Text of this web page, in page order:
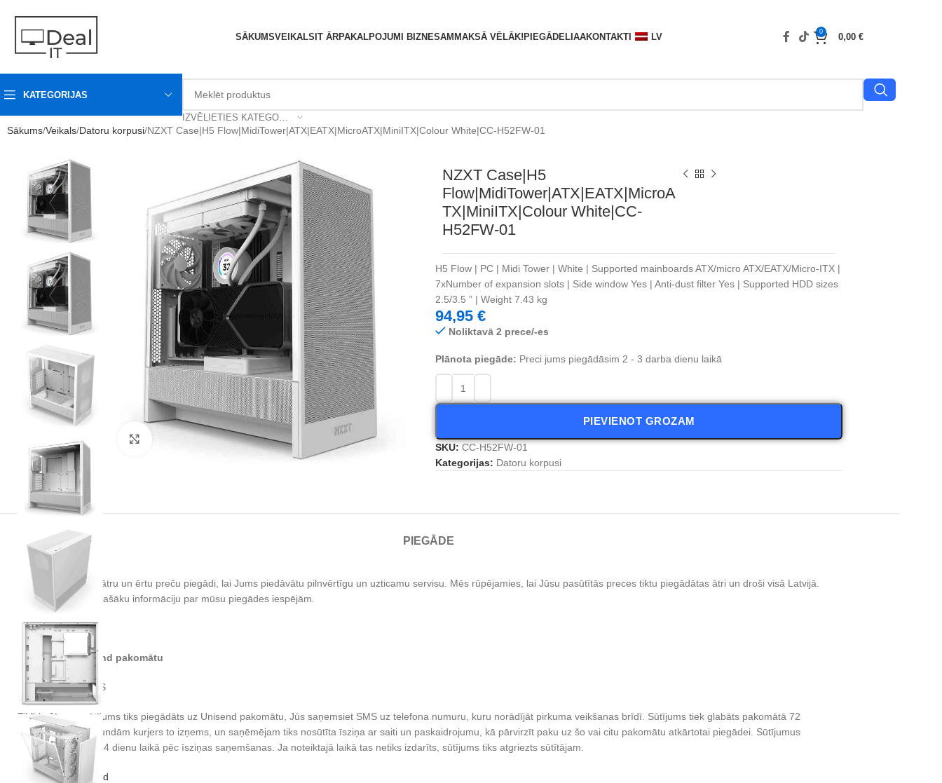
SĀKUMSVEIKALS IT ĀRPAKALPOJUMI BIZNESAM MAKSĀ VĒLĀK! PIEGĀDELIAAKONTAKTI LV
0
0,00 €
KATEGORIJAS
IZVĒLIETIES KATEGORIJU
Sākums Veikals Datoru korpusi NZXT Case|H5 Flow|MidiTower|ATX|EATX|MicroATX|MiniITX|Colour White|CC-H52FW-01
Noklikšķiniet, lai palielinātu
NZXT Case|H5
Flow|MidiTower|ATX|EATX|MicroA
TX|MiniITX|Colour White|CC-
H52FW-01
H5 Flow | PC | Midi Tower | White | Supported mainboards ATX/micro ATX/EATX/Micro-ITX |
7xNumber of expansion slots | Side window Yes | Anti-dust filter Yes | Supported HDD sizes
2.5/3.5 ” | Weight 7.43 kg
94,95 €
Noliktavā 2 prece/-es
Plānota piegāde: Preci jums piegādāsim 2 - 3 darba dienu laikā
PIEVIENOT GROZAM
SKU: CC-H52FW-01
Kategorijas: Datoru korpusi
PIEGĀDE
dealit.lv
nodrošina ātru un ērtu preču piegādi, lai Jums piedāvātu pilnvērtīgu un uzticamu servisu. Mēs rūpējamies, lai Jūsu pasūtītās preces tiktu piegādātas ātri un droši visā Latvijā.
Zemāk atradīsiet plašāku informāciju par mūsu piegādes iespējām.
Piegāde uz Unisend pakomātu
Cena: BEZMAKSAS
Tiklīdz Jūsu pasūtījums tiks piegādāts uz Unisend pakomātu, Jūs saņemsiet SMS uz telefona numuru, kuru norādījāt pirkuma veikšanas brīdī. Sūtījums tiek glabāts pakomātā 72
stundas. Pēc 72 stundām kurjers to izņems, un saņēmējam tiks nosūtīta īsziņa ar saiti un paskaidrojumu, kā pārvirzīt paku uz šo vai citu pakomātu atkārtotai piegādei. Sūtījumus
iespējams pārvirzīt 4 dienu laikā pēc īsziņas saņemšanas. Ja noteiktajā laikā tas netiks izdarīts, sūtījums tiks atgriezts sūtītājam.
Vairāk info:Unisend